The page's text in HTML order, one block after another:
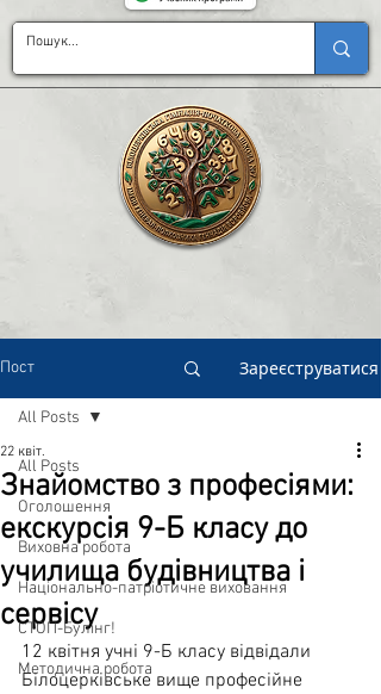
Пост Зареєструватися
All Posts
Оголошення
Виховна робота
Національно-патріотичне виховання
СТОП-Булінг!
Методична робота
All Posts
Знайомство з професіями:
екскурсія 9-Б класу до
училища будівництва і
сервісу
22 квіт.
12 квітня учні 9-Б класу відвідали
Білоцерківське вище професійне